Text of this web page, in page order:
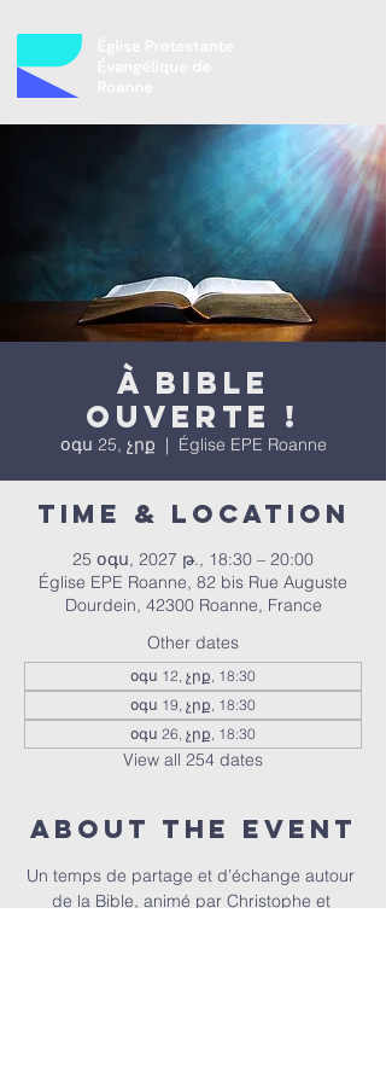
À bible
ouverte !
օգս 25, չրք
  |
Église EPE Roanne
Time & Location
25 օգս, 2027 թ., 18:30 – 20:00
Église EPE Roanne, 82 bis Rue Auguste
Dourdein, 42300 Roanne, France
Other dates
օգս 12, չրք, 18:30
օգս 19, չրք, 18:30
օգս 26, չրք, 18:30
View all 254 dates
About the event
Un temps de partage et d’échange autour
de la Bible, animé par Christophe et